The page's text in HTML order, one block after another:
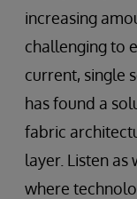
increasing
challenging to
current, single
has found a
fabric
layer. Listen as
where